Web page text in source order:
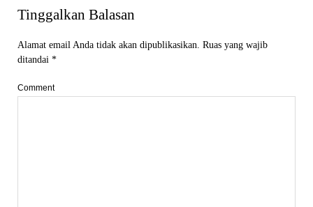
Tinggalkan Balasan
Alamat email Anda tidak akan dipublikasikan. Ruas yang wajib
ditandai *
Comment